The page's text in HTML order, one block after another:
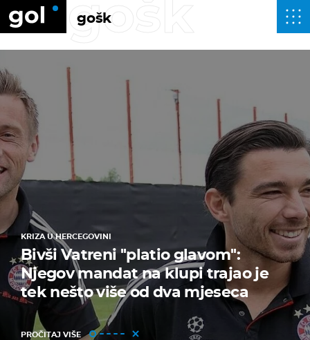
gošk
gošk
KRIZA U HERCEGOVINI
Bivši Vatreni ''platio glavom'':
Njegov mandat na klupi trajao je
tek nešto više od dva mjeseca
PROČITAJ VIŠE